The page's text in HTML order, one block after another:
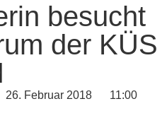
besucht
der KÜS
26. Februar 2018 11:00